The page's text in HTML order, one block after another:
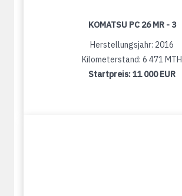
KOMATSU PC 26 MR - 3
Herstellungsjahr: 2016
Kilometerstand: 6 471 MTH
Startpreis:11 000 EUR